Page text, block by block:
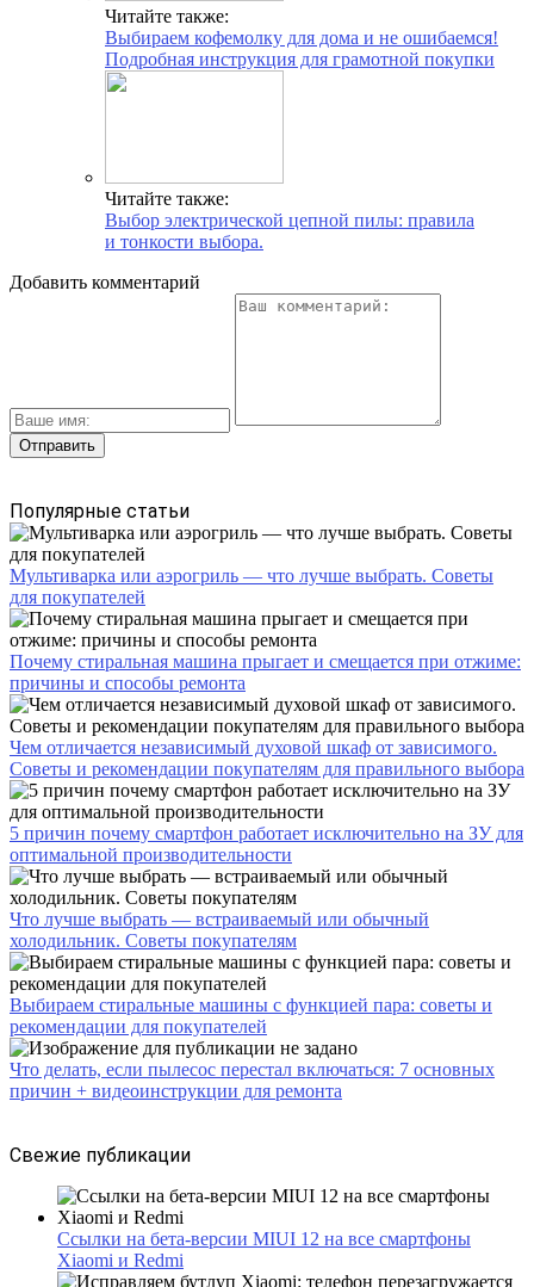
Читайте также:
Выбираем кофемолку для дома и не ошибаемся!
Подробная инструкция для грамотной покупки
Читайте также:
Выбор электрической цепной пилы: правила
и тонкости выбора.
Добавить комментарий
Популярные статьи
Мультиварка или аэрогриль — что лучше выбрать. Советы
для покупателей
Почему стиральная машина прыгает и смещается при отжиме:
причины и способы ремонта
Чем отличается независимый духовой шкаф от зависимого.
Советы и рекомендации покупателям для правильного выбора
5 причин почему смартфон работает исключительно на ЗУ для
оптимальной производительности
Что лучше выбрать — встраиваемый или обычный
холодильник. Советы покупателям
Выбираем стиральные машины с функцией пара: советы и
рекомендации для покупателей
Что делать, если пылесос перестал включаться: 7 основных
причин + видеоинструкции для ремонта
Свежие публикации
Ссылки на бета-версии MIUI 12 на все смартфоны
Xiaomi и Redmi